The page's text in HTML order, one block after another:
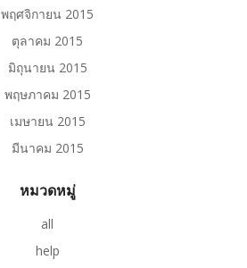
พฤศจิกายน 2015
ตุลาคม 2015
มิถุนายน 2015
พฤษภาคม 2015
เมษายน 2015
มีนาคม 2015
หมวดหมู่
all
help